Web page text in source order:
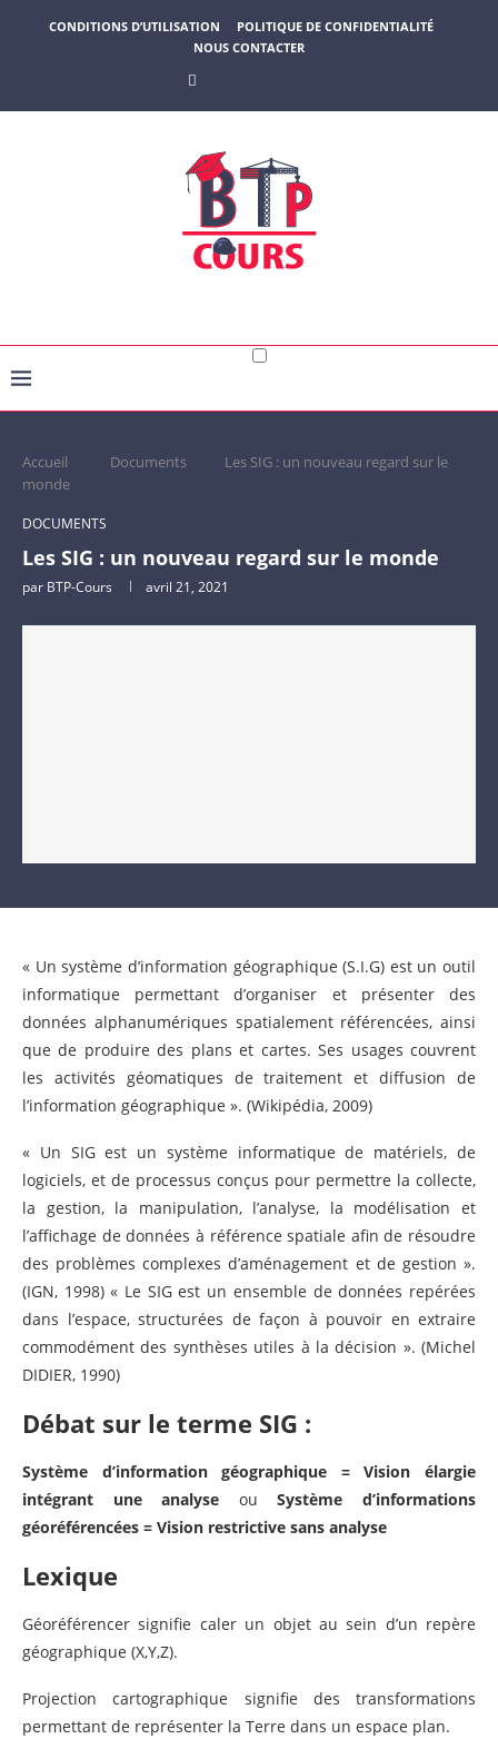
CONDITIONS D’UTILISATION
POLITIQUE DE CONFIDENTIALITÉ
NOUS CONTACTER
Accueil Documents
Les SIG : un nouveau regard sur le
monde
DOCUMENTS
Les SIG : un nouveau regard sur le monde
par BTP-Cours avril 21, 2021
« Un système d’information géographique (S.I.G) est un outil
informatique permettant d’organiser et présenter des
données alphanumériques spatialement référencées, ainsi
que de produire des plans et cartes. Ses usages couvrent
les activités géomatiques de traitement et diffusion de
l’information géographique ». (Wikipédia, 2009)
« Un SIG est un système informatique de matériels, de
logiciels, et de processus conçus pour permettre la collecte,
la gestion, la manipulation, l’analyse, la modélisation et
l’affichage de données à référence spatiale afin de résoudre
des problèmes complexes d’aménagement et de gestion ».
(IGN, 1998) « Le SIG est un ensemble de données repérées
dans l’espace, structurées de façon à pouvoir en extraire
commodément des synthèses utiles à la décision ». (Michel
DIDIER, 1990)
Débat sur le terme SIG :
Système d’information géographique = Vision élargie
intégrant une analyse ouSystème d’informations
géoréférencées = Vision restrictive sans analyse
Lexique
Géoréférencer signifie caler un objet au sein d’un repère
géographique (X,Y,Z).
Projection cartographique signifie des transformations
permettant de représenter la Terre dans un espace plan.